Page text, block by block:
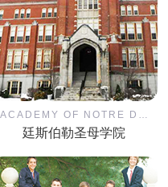
ACADEMY OF NOTRE DAME TYNGSBORO
廷斯伯勒圣母学院